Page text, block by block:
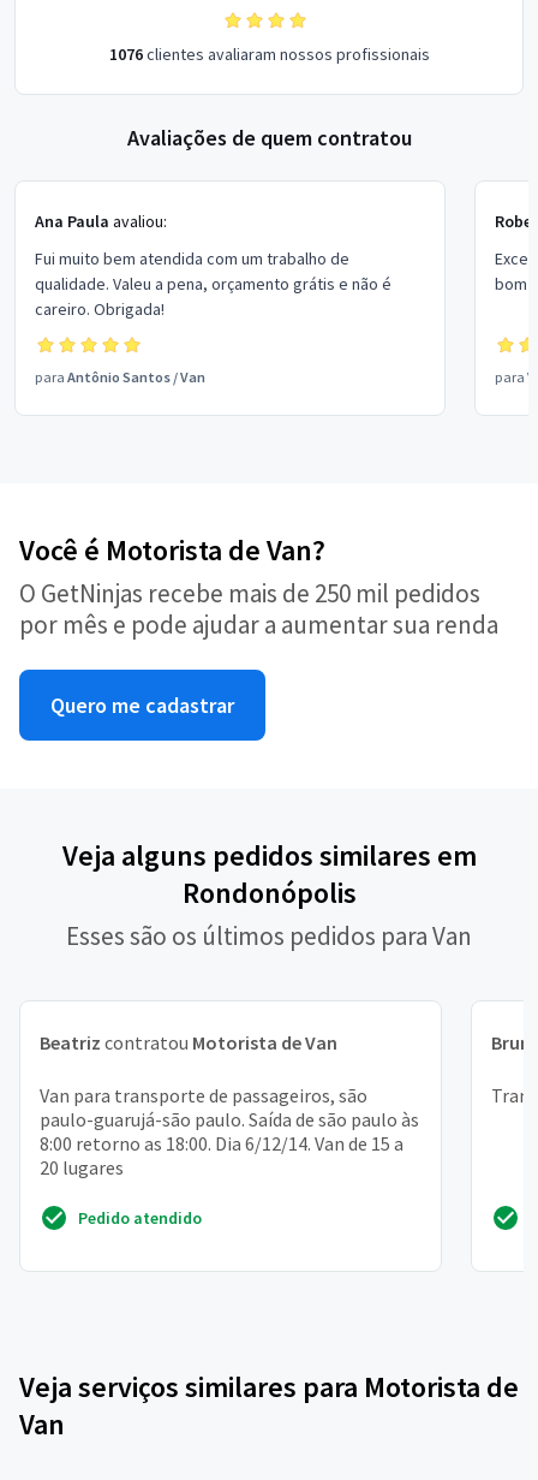
1076clientes avaliaram nossos profissionais
Avaliações de quem contratou
Ana Paula avaliou:
Fui muito bem atendida com um trabalho de
qualidade. Valeu a pena, orçamento grátis e não é
careiro. Obrigada!
para Antônio Santos /Van
bom
para
Você é Motorista de Van?
O GetNinjas recebe mais de 250 mil pedidos
por mês e pode ajudar a aumentar sua renda
Quero me cadastrar
Veja alguns pedidos similares em
Rondonópolis
Esses são os últimos pedidos para Van
Beatriz contratou Motorista de Van
Van para transporte de passageiros, são
paulo-guarujá-são paulo. Saída de são paulo às
8:00 retorno as 18:00. Dia 6/12/14. Van de 15 a
20 lugares
Pedido atendido
Veja serviços similares para Motorista de
Van